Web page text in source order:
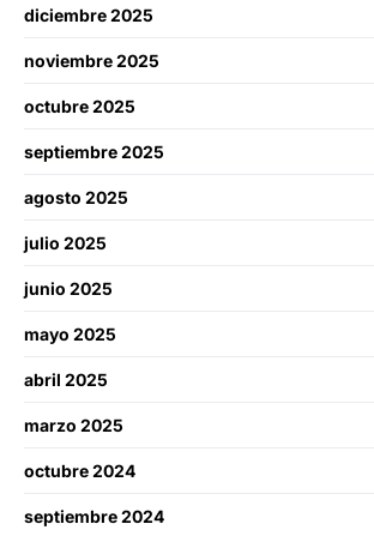
diciembre 2025
noviembre 2025
octubre 2025
septiembre 2025
agosto 2025
julio 2025
junio 2025
mayo 2025
abril 2025
marzo 2025
octubre 2024
septiembre 2024